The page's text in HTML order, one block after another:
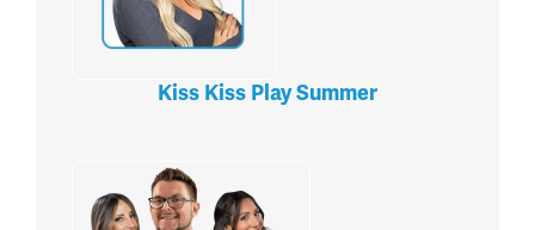
Kiss Kiss Play Summer